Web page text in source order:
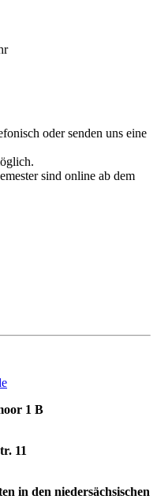
oder senden uns eine
sind online ab dem
1 B
11
in den niedersächsischen